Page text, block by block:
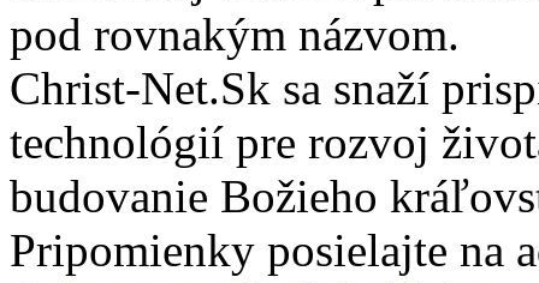
pod rovnakým názvom.
Christ-Net.Sk sa snaží
technológií pre rozvoj
budovanie Božieho
Pripomienky posielajte na